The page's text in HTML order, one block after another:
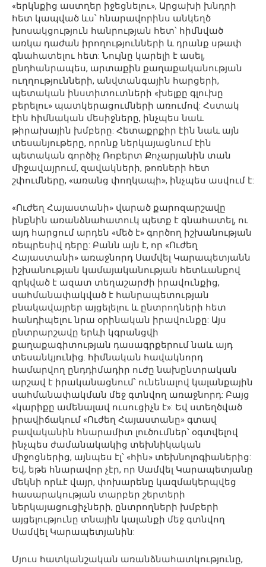
«երկնքից աստղեր իջեցնելու», Արցախի խնդրի
հետ կապված ևս՝ հնարավորինս անկեղծ
խոսակցություն հանրության հետ՝ հիմնված
առկա դաժան իրողությունների և դրանք սթափ
գնահատելու հետ: Նույնը կարելի է ասել,
ընդհանրապես, արտաքին քաղաքականության
ուղղությունների, անվտանգային հարցերի,
պետական ինստիտուտների «խելքը գլուխը
բերելու» պատկերացումների առումով: Հստակ
էին հիմնական մեսիջները, ինչպես նաև
թիրախային խմբերը: Հետաքրքիր էին նաև այն
տեսանյութերը, որոնք ներկայացնում էին
պետական գործիչ Ռոբերտ Քոչարյանին տան
միջավայրում, զավակների, թոռների հետ
շփումները, «առանց փողկապի», ինչպես ասվում է:
«Ուժեղ Հայաստանի» վարած քարոզարշավը
ինքնին առանձնահատուկ պետք է գնահատել, ու
այդ հարցում արդեն «մեծ է» գործող իշխանության
ռեպրեսիվ դերը: Բանն այն է, որ «Ուժեղ
Հայաստանի» առաջնորդ Սամվել Կարապետյանն
իշխանության կամայականության հետևանքով
զրկված է ազատ տեղաշարժի իրավունքից,
սահմանափակված է հանրապետության
բնակավայրեր այցելելու և ընտրողների հետ
հանդիպելու նրա օրինական իրավունքը: Այս
ընտրարշավը երևի կգրանցվի
քաղաքագիտության դասագրքերում նաև այդ
տեսանկյունից. հիմնական հավակնորդ
համարվող ընդդիմադիր ուժը նախընտրական
արշավ է իրականացնում՝ ունենալով կալանքային
սահմանափակման մեջ գտնվող առաջնորդ: Բայց
«կարիքը ամենալավ ուսուցիչն է»: Եվ ստեղծված
իրավիճակում «Ուժեղ Հայաստանը» գտավ
բավականին հնարամիտ լուծումներ՝ օգտվելով
ինչպես ժամանակակից տեխնիկական
միջոցներից, այնպես էլ՝ «հին» տեխնոլոգիաներից:
Եվ, եթե հնարավոր չէր, որ Սամվել Կարապետյանը
մեկնի որևէ վայր, փոխարենը կազմակերպվեց
հասարակության տարբեր շերտերի
ներկայացուցիչների, ընտրողների խմբերի
այցելությունը տնային կալանքի մեջ գտնվող
Սամվել Կարապետյանին:
Մյուս հատկանշական առանձնահատկությունը,